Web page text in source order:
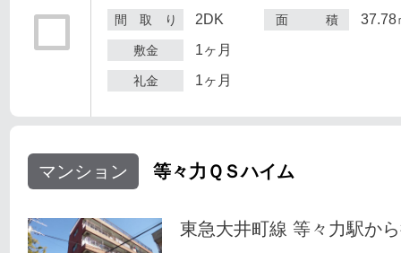
間 取 り 2DK 面 積 37.78
敷金 1ヶ月
礼金 1ヶ月
マンション 等々力ＱＳハイム
東急大井町線 等々力駅か